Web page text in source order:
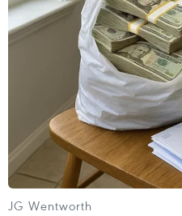
Nhà máy lọc dầu Dangote
xăng dầu dư thừa, biến
Phi này thành một trung
JG Wentworth